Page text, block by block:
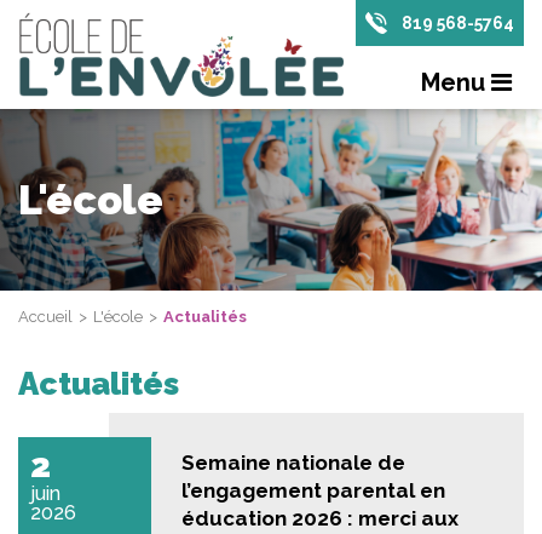
819 568-5764
Menu
L'école
Accueil L'école Actualités
Actualités
2
juin
2026
Semaine nationale de
l’engagement parental en
éducation 2026 : merci aux